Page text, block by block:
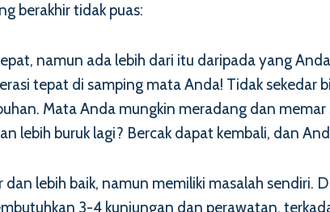
berakhir tidak puas:
namun ada lebih dari itu daripada yang
tepat di samping mata Anda! Tidak sekedar
Mata Anda mungkin meradang dan
lebih buruk lagi? Bercak dapat kembali, dan
lebih baik, namun memiliki masalah sendiri.
3-4 kunjungan dan perawatan,